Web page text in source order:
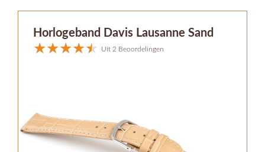
Horlogeband Davis Lausanne Sand
Uit 2 Beoordelingen